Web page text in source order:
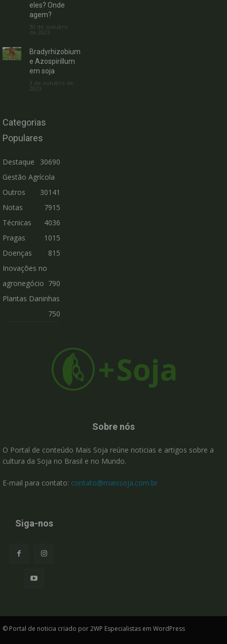
eles? Onde
agem?
30 de outubro
de 2023
Bradyrhizobium
e Azospirillum
em soja
3 de outubro de
2023
Categorias
Populares
Destaque
30690
Gestão Agrícola
30141
Outros
7915
Notas
Técnicas
4036
Pragas
1015
Doenças
815
Inovações no
agronegócio 790
Plantas Daninhas
750
Sobre nós
O Portal de conteúdo Mais Soja reúne noticias e artigos sobre a
cultura da Soja no Brasil e no Mundo.
E-mail para contato: contato@maissoja.com.br
Siga-nos
© Portal de noticia criado por 2WP Especialistas em WordPress